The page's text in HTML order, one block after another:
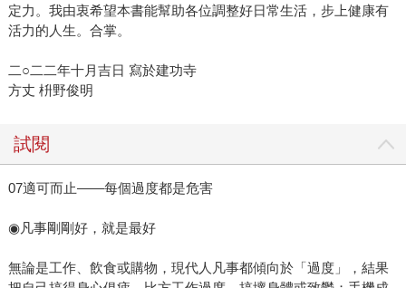
定力。我由衷希望本書能幫助各位調整好日常生活，步上健康有
活力的人生。合掌。
二○二二年十月吉日 寫於建功寺
方丈 枡野俊明
試閱
07適可而止——每個過度都是危害
◉凡事剛剛好，就是最好
無論是工作、飲食或購物，現代人凡事都傾向於「過度」，結果